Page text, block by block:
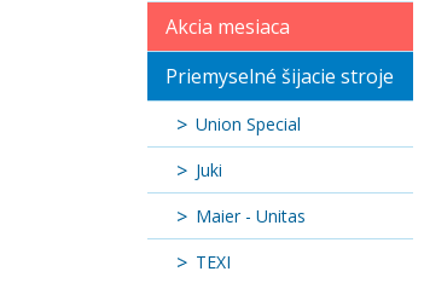
Akcia mesiaca
Priemyselné šijacie stroje
Union Special
Juki
Maier - Unitas
TEXI